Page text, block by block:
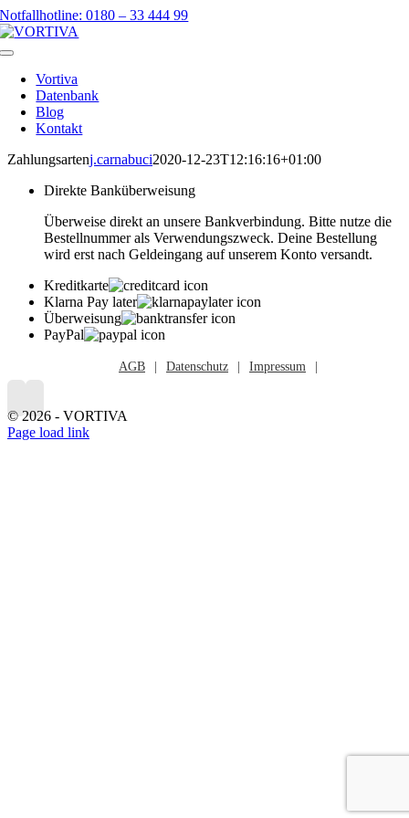
Skip
to
content
Notfallhotline: 0180 – 33 444 99
Toggle
Navigation
Vortiva
Datenbank
Blog
Kontakt
Zahlungsartenj.carnabuci2020-12-23T12:16:16+01:00
Direkte Banküberweisung
Überweise direkt an unsere Bankverbindung. Bitte nutze die
Bestellnummer als Verwendungszweck. Deine Bestellung
wird erst nach Geldeingang auf unserem Konto versandt.
Kreditkarte
Klarna Pay later
Überweisung
PayPal
AGB Datenschutz Impressum
© 2026 - VORTIVA
Page load link